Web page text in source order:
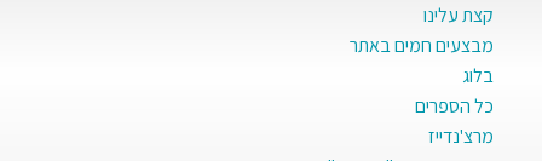
קצת עלינו
מבצעים חמים באתר
בלוג
כל הספרים
מרצ'נדייז